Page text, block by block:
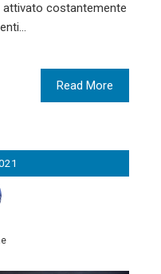
attivato costantemente
Read More